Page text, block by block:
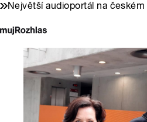
Největší audioportál na